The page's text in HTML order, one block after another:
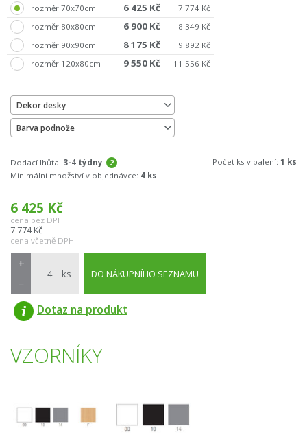
rozměr 70x70cm
6 425 Kč
7 774 Kč
rozměr 80x80cm
6 900 Kč
8 349 Kč
rozměr 90x90cm
8 175 Kč
9 892 Kč
rozměr 120x80cm
9 550 Kč 11 556 Kč
Dekor desky
Barva podnože
Dodací lhůta: 3-4 týdny Počet ks v balení: 1 ks
Minimální množství v objednávce: 4 ks
6 425 Kč
cena bez DPH
7 774Kč
cena včetně DPH
ks
+
−
DO NÁKUPNÍHO SEZNAMU
Dotaz na produkt
VZORNÍKY